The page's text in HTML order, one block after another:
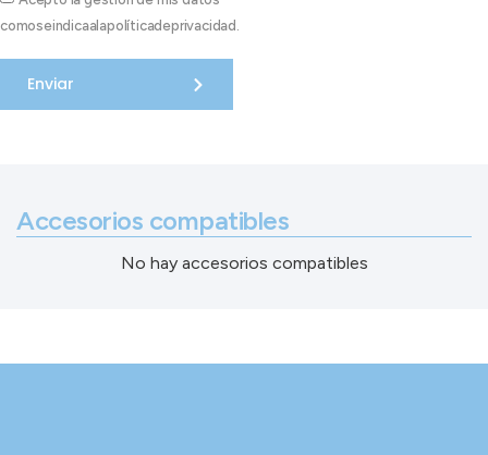
comoseindicaalapolíticadeprivacidad.
Enviar
Accesorios compatibles
No hay accesorios compatibles